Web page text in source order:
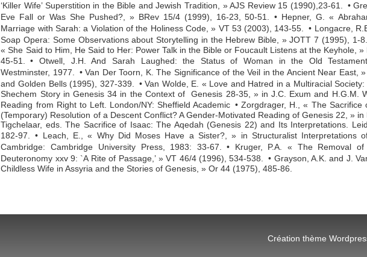
‘Killer Wife’ Superstition in the Bible and Jewish Tradition, » AJS Review 15 (1990),23-61. •
Eve Fall or Was She Pushed?, » BRev 15/4 (1999), 16-23, 50-51. • Hepner, G. «
Marriage with Sarah: a Violation of the Holiness Code, » VT 53 (2003), 143-55. • Longacre,
Soap Opera: Some Observations about Storytelling in the Hebrew Bible, » JOTT 7 (1995), 1-
« She Said to Him, He Said to Her: Power Talk in the Bible or Foucault Listens at the Keyhole, »
45-51. • Otwell, J.H. And Sarah Laughed: the Status of Woman in the Old
Westminster, 1977. • Van Der Toorn, K. The Significance of the Veil in the Ancient Near East,
and Golden Bells (1995), 327-339. • Van Wolde, E. « Love and Hatred in a Multiracial
Shechem Story in Genesis 34 in the Context of Genesis 28-35, » in J.C. Exum and H.G.M.
Reading from Right to Left. London/NY: Sheffield Academic • Zorgdrager, H., « The Sacrifice
(Temporary) Resolution of a Descent Conflict? A Gender-Motivated Reading of Genesis 22, » in
Tigchelaar, eds. The Sacrifice of Isaac: The Aqedah (Genesis 22) and Its Interpretations.
182-97. • Leach, E., « Why Did Moses Have a Sister?, » in Structuralist Interpretations
Cambridge: Cambridge University Press, 1983: 33-67. • Kruger, P.A. « The Removal
Deuteronomy xxv 9: `A Rite of Passage,’ » VT 46/4 (1996), 534-538. • Grayson, A.K. and J.
Childless Wife in Assyria and the Stories of Genesis, » Or 44 (1975), 485-86.
Création thème